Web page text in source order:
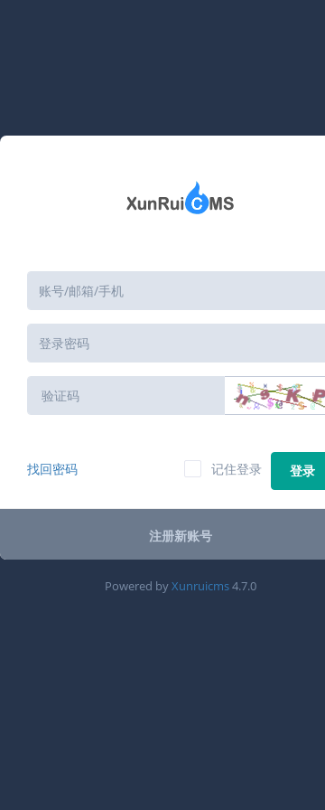
登录
记住登录
找回密码
注册新账号
Powered byXunruicms4.7.0